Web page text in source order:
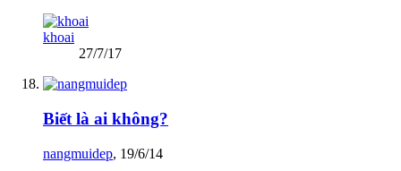
khoai
27/7/17
Biết là ai không?
nangmuidep, 19/6/14